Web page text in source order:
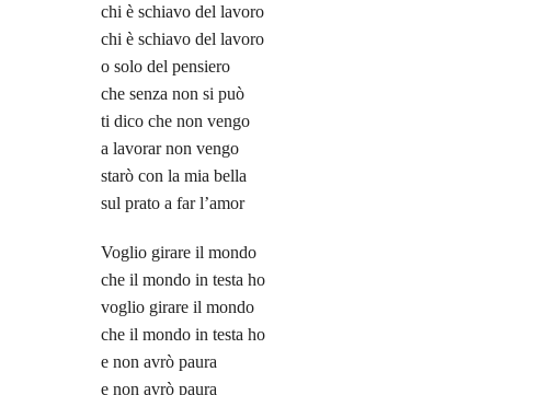
chi è schiavo del lavoro
chi è schiavo del lavoro
o solo del pensiero
che senza non si può
ti dico che non vengo
a lavorar non vengo
starò con la mia bella
sul prato a far l’amor
Voglio girare il mondo
che il mondo in testa ho
voglio girare il mondo
che il mondo in testa ho
e non avrò paura
e non avrò paura